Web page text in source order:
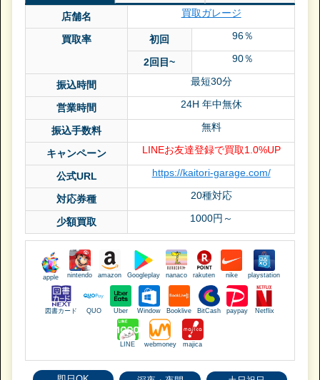
店舗名 買取ガレージ
買取率 初回 96％
2回目~ 90％
振込時間 最短30分
営業時間 24H 年中無休
振込手数料 無料
キャンペーン LINEお友達登録で買取1.0%UP
公式URL https://kaitori-garage.com/
対応券種 20種対応
少額買取 1000円～
apple nintendo amazon Googleplay nanaco rakuten nike playstation
図書カード QUO Uber Window Booklive BitCash paypay Netflix
LINE webmoney majica